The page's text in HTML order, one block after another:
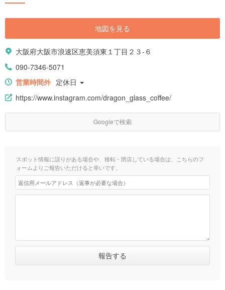
地図を見る
大阪府大阪市浪速区恵美須東１丁目２３-６
090-7346-5071
営業時間外 定休日
https://www.instagram.com/dragon_glass_coffee/
Googleで検索
スポット情報に誤りがある場合や、移転・閉店している場合は、こちらのフ
ォームよりご報告いただけると幸いです。